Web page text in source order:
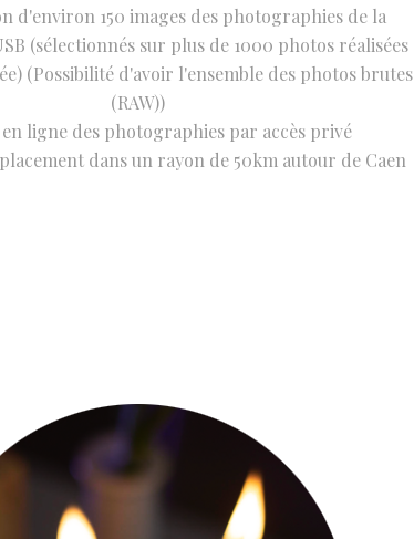
d'environ 150 images des photographies de la
(sélectionnés sur plus de 1000 photos réalisées
(Possibilité d'avoir l'ensemble des photos brutes
(RAW))
en ligne des photographies par accès privé
dans un rayon de 50km autour de Caen